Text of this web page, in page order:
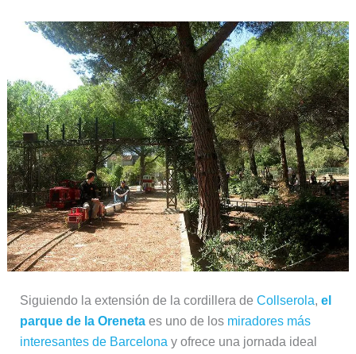
Siguiendo la extensión de la cordillera de Collserola, el
parque de la Orenetaes uno de los miradores más
interesantes de Barcelona y ofrece una jornada ideal